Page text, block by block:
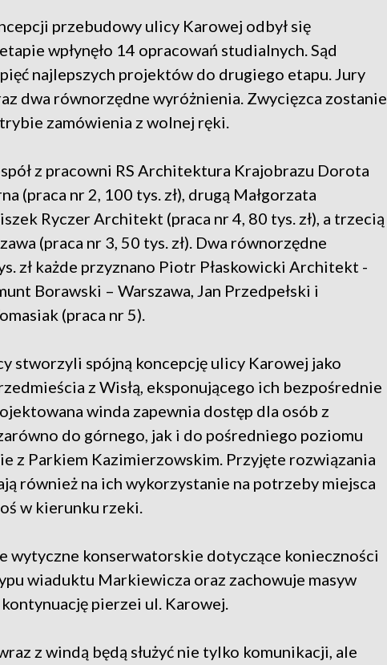
przebudowy ulicy Karowej odbył się
wpłynęło 14 opracowań studialnych. Sąd
najlepszych projektów do drugiego etapu. Jury
dwa równorzędne wyróżnienia. Zwycięzca zostanie
zamówienia z wolnej ręki.
z pracowni RS Architektura Krajobrazu Dorota
(praca nr 2, 100 tys. zł), drugą Małgorzata
Ryczer Architekt (praca nr 4, 80 tys. zł), a trzecią
(praca nr 3, 50 tys. zł). Dwa równorzędne
zł każde przyznano Piotr Płaskowicki Architekt -
Borawski – Warszawa, Jan Przedpełski i
(praca nr 5).
stworzyli spójną koncepcję ulicy Karowej jako
z Wisłą, eksponującego ich bezpośrednie
winda zapewnia dostęp dla osób z
do górnego, jak i do pośredniego poziomu
z Parkiem Kazimierzowskim. Przyjęte rozwiązania
również na ich wykorzystanie na potrzeby miejsca
w kierunku rzeki.
wytyczne konserwatorskie dotyczące konieczności
wiaduktu Markiewicza oraz zachowuje masyw
pierzei ul. Karowej.
z windą będą służyć nie tylko komunikacji, ale